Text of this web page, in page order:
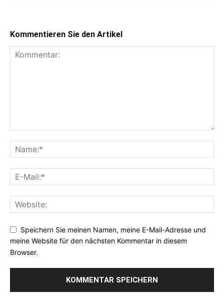
Kommentieren Sie den Artikel
Speichern Sie meinen Namen, meine E-Mail-Adresse und
meine Website für den nächsten Kommentar in diesem
Browser.